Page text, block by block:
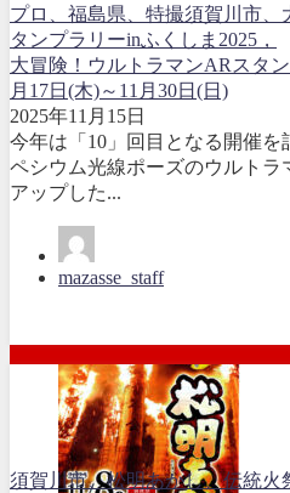
プロ、福島県、 特撮須賀川市、
タンプラリーinふくしま2025，
大冒険！ウルトラマンARスタ
月17日(木)～11月30日(日)
2025年11月15日
今年は「10」回目となる開催
ペシウム光線ポーズのウルト
アップした...
mazasse_staff
須賀川市、松明あかし、伝統火